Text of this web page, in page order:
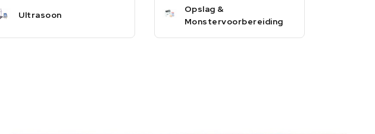
Ultrasoon
Opslag &
Monstervoorbereiding